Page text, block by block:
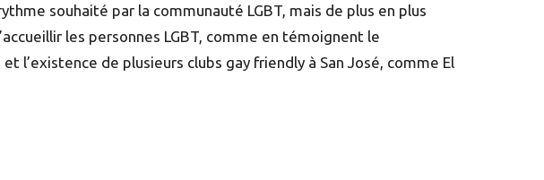
souhaité par la communauté LGBT, mais de plus en plus
les personnes LGBT, comme en témoignent le
l’existence de plusieurs clubs gay friendly à San José, comme El